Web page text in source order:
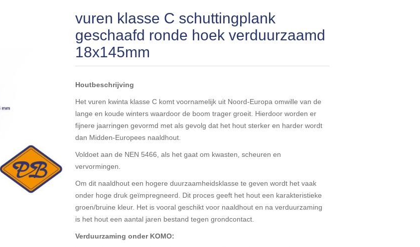
vuren klasse C schuttingplank
geschaafd ronde hoek verduurzaamd
18x145mm
Houtbeschrijving
Het vuren kwinta klasse C komt voornamelijk uit Noord-Europa omwille van de
lange en koude winters waardoor de boom trager groeit. Hierdoor worden er
fijnere jaarringen gevormd met als gevolg dat het hout sterker en harder wordt
dan Midden-Europees naaldhout.
Voldoet aan de NEN 5466, als het gaat om kwasten, scheuren en
vervormingen.
Om dit naaldhout een hogere duurzaamheidsklasse te geven wordt het vaak
onder hoge druk geïmpregneerd. Dit proces geeft het hout een karakteristieke
groen/bruine kleur. Het is vooral geschikt voor naaldhout en na verduurzaming
is het hout een aantal jaren bestand tegen grondcontact.
Verduurzaming onder KOMO: